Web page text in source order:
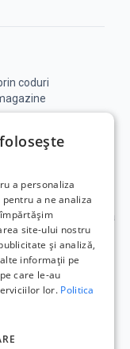
coduri
Blog
ANPC
SAL - UE
ECC Romania
ANCOM
|
a personaliza
a ne analiza
site-ului nostru
și analiză,
informații pe
care le-au
lor. Politica